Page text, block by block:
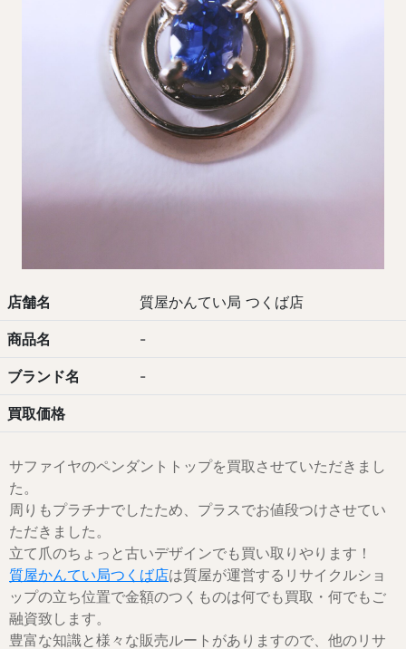
店舗名 質屋かんてい局 つくば店
商品名 -
ブランド名 -
買取価格
サファイヤのペンダントトップを買取させていただきまし
た。
周りもプラチナでしたため、プラスでお値段つけさせてい
ただきました。
立て爪のちょっと古いデザインでも買い取りやります！
質屋かんてい局つくば店は質屋が運営するリサイクルショ
ップの立ち位置で金額のつくものは何でも買取・何でもご
融資致します。
豊富な知識と様々な販売ルートがありますので、他のリサ